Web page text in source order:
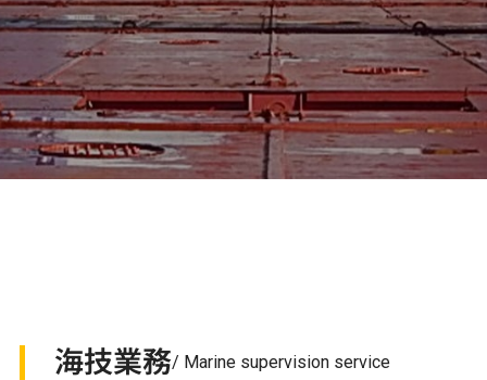
海技業務/ Marine supervision service